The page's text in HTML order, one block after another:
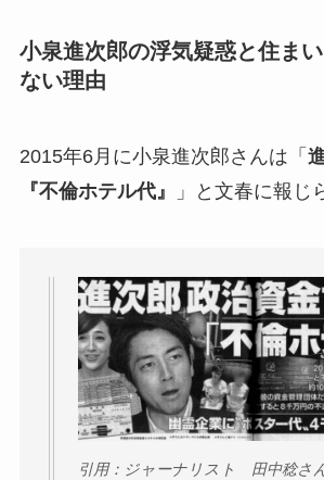
小泉進次郎の浮気疑惑と住ま
ない理由
2015年6月に小泉進次郎さんは「
『不倫ホテル代』
」と文春に報じ
引用：ジャーナリスト 田中稔